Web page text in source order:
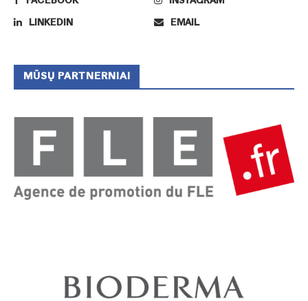
LINKEDIN EMAIL
MŪSŲ PARTNERNIAI